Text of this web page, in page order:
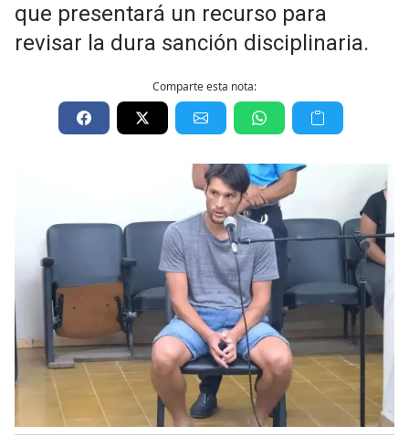
que presentará un recurso para
revisar la dura sanción disciplinaria.
Comparte esta nota: